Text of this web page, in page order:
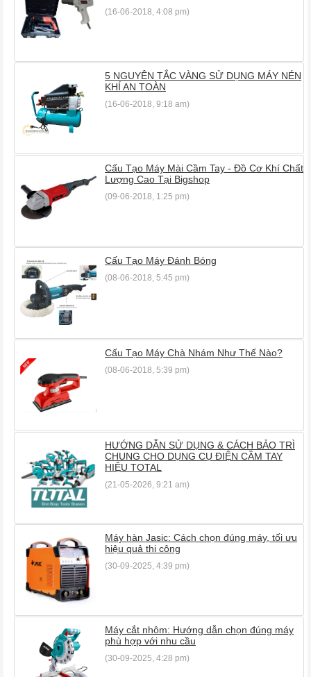
(16-06-2018, 4:08 pm)
5 NGUYÊN TẮC VÀNG SỬ DỤNG MÁY NÉN
KHÍ AN TOÀN
(16-06-2018, 9:18 am)
Cấu Tạo Máy Mài Cầm Tay - Đồ Cơ Khí Chất
Lượng Cao Tại Bigshop
(09-06-2018, 1:25 pm)
Cấu Tạo Máy Đánh Bóng
(08-06-2018, 5:45 pm)
Cấu Tạo Máy Chà Nhám Như Thế Nào?
(08-06-2018, 5:39 pm)
HƯỚNG DẪN SỬ DỤNG & CÁCH BẢO TRÌ
CHUNG CHO DỤNG CỤ ĐIỆN CẦM TAY
HIỆU TOTAL
(21-05-2026, 9:21 am)
Máy hàn Jasic: Cách chọn đúng máy, tối ưu
hiệu quả thi công
(30-09-2025, 4:39 pm)
Máy cắt nhôm: Hướng dẫn chọn đúng máy
phù hợp với nhu cầu
(30-09-2025, 4:28 pm)